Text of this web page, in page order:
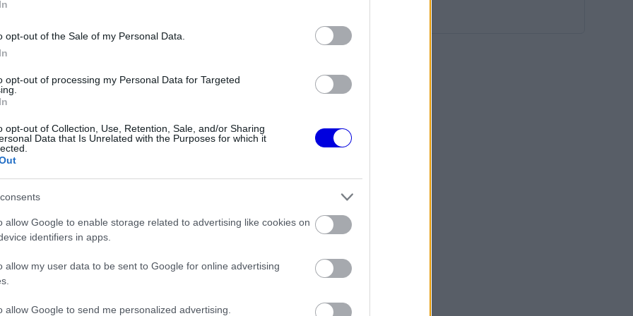
opt-out of the Sale of my Personal Data.
opt-out of processing my Personal Data for Targeted
opt-out of Collection, Use, Retention, Sale, and/or Sharing
Data that Is Unrelated with the Purposes for which it
allow Google to enable storage related to advertising like cookies on
identifiers in apps.
allow my user data to be sent to Google for online advertising
allow Google to send me personalized advertising.
Bullnál
Ferrari Lewis Hamilton miatt
istállóhoz technikai igazgatóként, miután
ügyvezető partnerként és
megerősítéseként értékelték,
csapat irányítása is hozzá került.
született. „Nem tudom, hogyan